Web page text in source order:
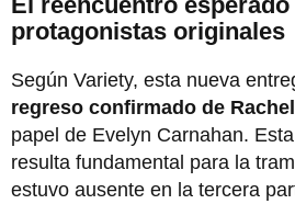
protagonistas originales
Según Variety, esta nueva
regreso confirmado de
papel de Evelyn Carnahan.
resulta fundamental para la
estuvo ausente en la tercera